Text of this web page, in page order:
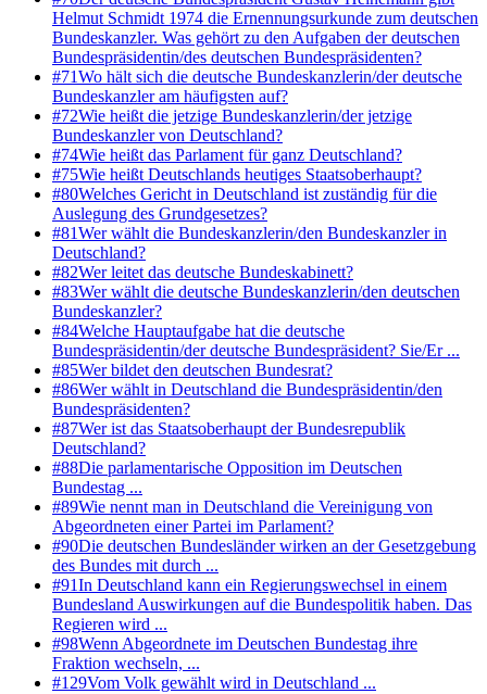
Helmut Schmidt 1974 die Ernennungsurkunde zum deutschen
Bundeskanzler. Was gehört zu den Aufgaben der deutschen
Bundespräsidentin/des deutschen Bundespräsidenten?
#71Wo hält sich die deutsche Bundeskanzlerin/der deutsche
Bundeskanzler am häufigsten auf?
#72Wie heißt die jetzige Bundeskanzlerin/der jetzige
Bundeskanzler von Deutschland?
#74Wie heißt das Parlament für ganz Deutschland?
#75Wie heißt Deutschlands heutiges Staatsoberhaupt?
#80Welches Gericht in Deutschland ist zuständig für die
Auslegung des Grundgesetzes?
#81Wer wählt die Bundeskanzlerin/den Bundeskanzler in
Deutschland?
#82Wer leitet das deutsche Bundeskabinett?
#83Wer wählt die deutsche Bundeskanzlerin/den deutschen
Bundeskanzler?
#84Welche Hauptaufgabe hat die deutsche
Bundespräsidentin/der deutsche Bundespräsident? Sie/Er ...
#85Wer bildet den deutschen Bundesrat?
#86Wer wählt in Deutschland die Bundespräsidentin/den
Bundespräsidenten?
#87Wer ist das Staatsoberhaupt der Bundesrepublik
Deutschland?
#88Die parlamentarische Opposition im Deutschen
Bundestag ...
#89Wie nennt man in Deutschland die Vereinigung von
Abgeordneten einer Partei im Parlament?
#90Die deutschen Bundesländer wirken an der Gesetzgebung
des Bundes mit durch ...
#91In Deutschland kann ein Regierungswechsel in einem
Bundesland Auswirkungen auf die Bundespolitik haben. Das
Regieren wird ...
#98Wenn Abgeordnete im Deutschen Bundestag ihre
Fraktion wechseln, ...
#129Vom Volk gewählt wird in Deutschland ...